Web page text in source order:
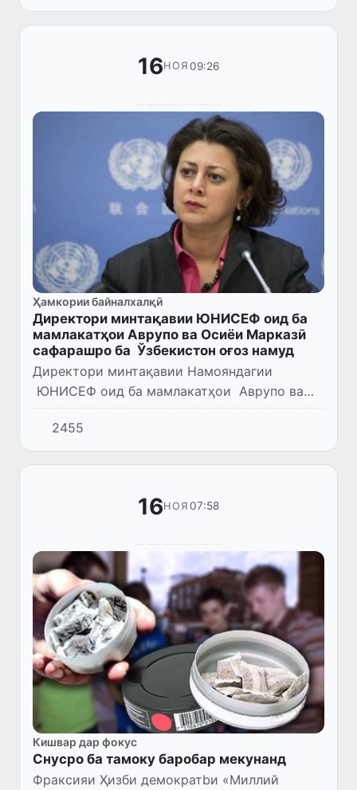
16НОЯ 09:26
Ҳамкории байналхалқӣ
Директори минтақавии ЮНИСЕФ оид ба
мамлакатҳои Аврупо ва Осиёи Марказӣ
сафарашро ба Ўзбекистон оғоз намуд
Директори минтақавии Намояндагии
ЮНИСЕФ оид ба мамлакатҳои Аврупо ва
Осиёи Марказӣ хонум Афшон Хон имрӯз, 16
ноябр, сафари якҳафтаинаи худро аз
Ӯзбекистон оғоз кард, ки дуввумин...
2455
16НОЯ 07:58
Кишвар дар фокус
Снусро ба тамоку баробар мекунанд
Фраксияи Ҳизби демократbи «Миллий